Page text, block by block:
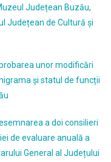
Județean Buzău,
Județean de Cultură și
unor modificări
și statul de funcții
a doi consilieri
de evaluare anuală a
General al Județului